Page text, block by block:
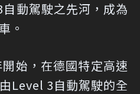
動駕駛之先河，成為
。
始，在德國特定高速
Level 3自動駕駛的全